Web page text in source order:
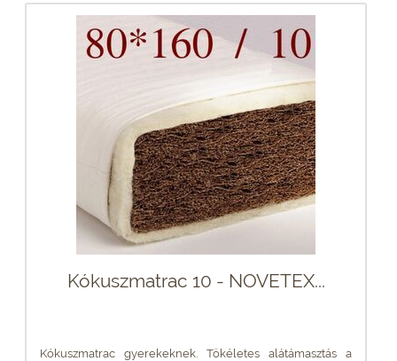
Kókuszmatrac 10 - NOVETEX...
Kókuszmatrac gyerekeknek. Tökéletes alátámasztás a